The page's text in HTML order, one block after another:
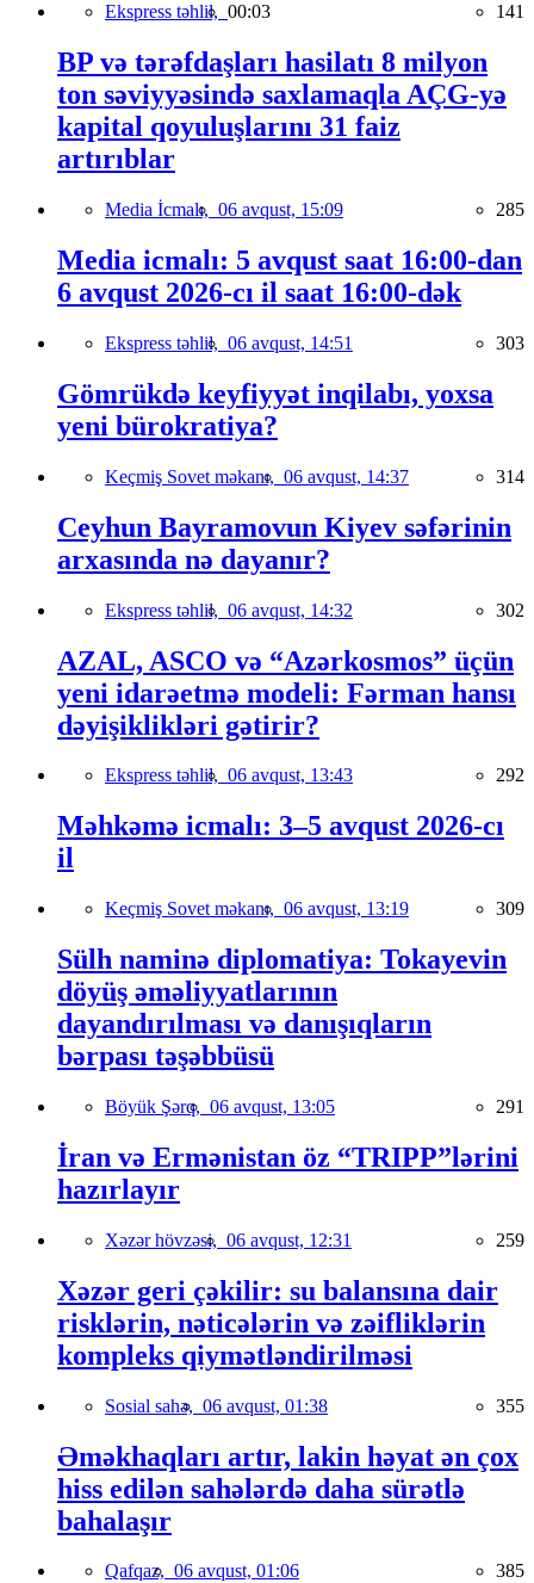
Ekspress təhlil, 00:03 141
BP və tərəfdaşları hasilatı 8 milyon
ton səviyyəsində saxlamaqla AÇG-yə
kapital qoyuluşlarını 31 faiz
artırıblar
Media İcmalı, 06 avqust, 15:09 285
Media icmalı: 5 avqust saat 16:00-dan
6 avqust 2026-cı il saat 16:00-dək
Ekspress təhlil, 06 avqust, 14:51 303
Gömrükdə keyfiyyət inqilabı, yoxsa
yeni bürokratiya?
Keçmiş Sovet məkanı, 06 avqust, 14:37 314
Ceyhun Bayramovun Kiyev səfərinin
arxasında nə dayanır?
Ekspress təhlil, 06 avqust, 14:32 302
AZAL, ASCO və “Azərkosmos” üçün
yeni idarəetmə modeli: Fərman hansı
dəyişiklikləri gətirir?
Ekspress təhlil, 06 avqust, 13:43 292
Məhkəmə icmalı: 3–5 avqust 2026-cı
il
Keçmiş Sovet məkanı, 06 avqust, 13:19 309
Sülh naminə diplomatiya: Tokayevin
döyüş əməliyyatlarının
dayandırılması və danışıqların
bərpası təşəbbüsü
Böyük Şərq, 06 avqust, 13:05 291
İran və Ermənistan öz “TRIPP”lərini
hazırlayır
Xəzər hövzəsi, 06 avqust, 12:31 259
Xəzər geri çəkilir: su balansına dair
risklərin, nəticələrin və zəifliklərin
kompleks qiymətləndirilməsi
Sosial sahə, 06 avqust, 01:38 355
Əməkhaqları artır, lakin həyat ən çox
hiss edilən sahələrdə daha sürətlə
bahalaşır
Qafqaz, 06 avqust, 01:06 385